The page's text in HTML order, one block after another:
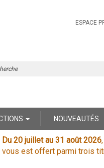
ESPACE
NOUVEAUTÉS
Du 20 juillet au 31 août 2026
vous est offert parmi trois